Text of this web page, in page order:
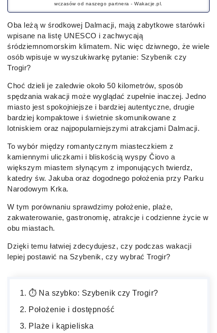
wczasów od naszego partnera - Wakacje.pl.
Oba leżą w środkowej Dalmacji, mają zabytkowe starówki
wpisane na listę UNESCO i zachwycają
śródziemnomorskim klimatem. Nic więc dziwnego, że wiele
osób wpisuje w wyszukiwarkę pytanie: Szybenik czy
Trogir?
Choć dzieli je zaledwie około 50 kilometrów, sposób
spędzania wakacji może wyglądać zupełnie inaczej. Jedno
miasto jest spokojniejsze i bardziej autentyczne, drugie
bardziej kompaktowe i świetnie skomunikowane z
lotniskiem oraz najpopularniejszymi atrakcjami Dalmacji.
To wybór między romantycznym miasteczkiem z
kamiennymi uliczkami i bliskością wyspy Čiovo a
większym miastem słynącym z imponujących twierdz,
katedry św. Jakuba oraz dogodnego położenia przy Parku
Narodowym Krka.
W tym porównaniu sprawdzimy położenie, plaże,
zakwaterowanie, gastronomię, atrakcje i codzienne życie w
obu miastach.
Dzięki temu łatwiej zdecydujesz, czy podczas wakacji
lepiej postawić na Szybenik, czy wybrać Trogir?
⏱️ Na szybko: Szybenik czy Trogir?
Położenie i dostępność
Plaże i kąpieliska